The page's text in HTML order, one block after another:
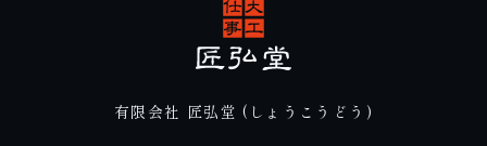
有限会社 匠弘堂 (しょうこうどう)